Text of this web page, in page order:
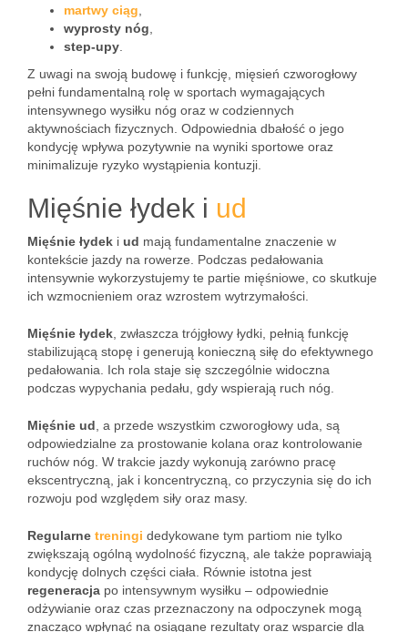
martwy ciąg
wyprosty nóg
step-upy
Z uwagi na swoją budowę i funkcję, mięsień czworogłowy
pełni fundamentalną rolę w sportach wymagających
intensywnego wysiłku nóg oraz w codziennych
aktywnościach fizycznych. Odpowiednia dbałość o jego
kondycję wpływa pozytywnie na wyniki sportowe oraz
minimalizuje ryzyko wystąpienia kontuzji.
Mięśnie łydek i ud
Mięśnie łydek i ud mają fundamentalne znaczenie w
kontekście jazdy na rowerze. Podczas pedałowania
intensywnie wykorzystujemy te partie mięśniowe, co skutkuje
ich wzmocnieniem oraz wzrostem wytrzymałości.
Mięśnie łydek , zwłaszcza trójgłowy łydki, pełnią funkcję
stabilizującą stopę i generują konieczną siłę do efektywnego
pedałowania. Ich rola staje się szczególnie widoczna
podczas wypychania pedału, gdy wspierają ruch nóg.
Mięśnie ud , a przede wszystkim czworogłowy uda, są
odpowiedzialne za prostowanie kolana oraz kontrolowanie
ruchów nóg. W trakcie jazdy wykonują zarówno pracę
ekscentryczną, jak i koncentryczną, co przyczynia się do ich
rozwoju pod względem siły oraz masy.
Regularne treningi dedykowane tym partiom nie tylko
zwiększają ogólną wydolność fizyczną, ale także poprawiają
kondycję dolnych części ciała. Równie istotna jest
regeneracja po intensywnym wysiłku – odpowiednie
odżywianie oraz czas przeznaczony na odpoczynek mogą
znacząco wpłynąć na osiągane rezultaty oraz wsparcie dla